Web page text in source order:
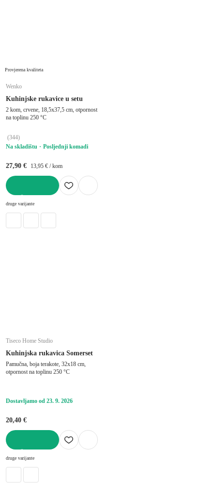
Provjerena kvaliteta
Wenko
Kuhinjske rukavice u setu
2 kom, crvene, 18,5x37,5 cm, otpornost
na toplinu 250 °C
(344)
Na skladištu
Posljednji komadi
27,90 € 13,95 € / kom
druge varijante
Tiseco Home Studio
Kuhinjska rukavica Somerset
Pamučna, boja terakote, 32x18 cm,
otpornost na toplinu 250 °C
Dostavljamo od 23. 9. 2026
20,40 €
druge varijante